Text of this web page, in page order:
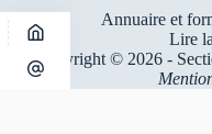
Annuaire et
Lire
Copyright © 2026 -